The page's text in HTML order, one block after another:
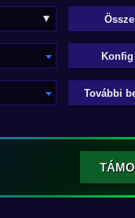
Konfig
További